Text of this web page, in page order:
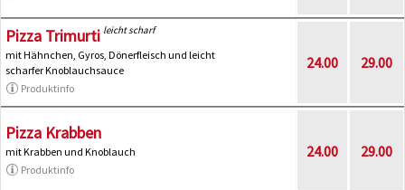
Pizza Trimurti leicht scharf
mit Hähnchen, Gyros, Dönerfleisch und leicht
scharfer Knoblauchsauce
Produktinfo
24.00 29.00
Pizza Krabben
mit Krabben und Knoblauch
Produktinfo
24.00 29.00